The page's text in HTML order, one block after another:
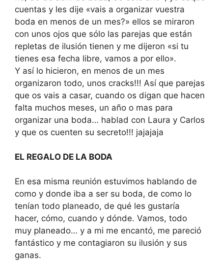
cuentas y les dije «vais a organizar vuestra
boda en menos de un mes?» ellos se miraron
con unos ojos que sólo las parejas que están
repletas de ilusión tienen y me dijeron «si tu
tienes esa fecha libre, vamos a por ello».
Y así lo hicieron, en menos de un mes
organizaron todo, unos cracks!!! Así que parejas
que os vais a casar, cuando os digan que hacen
falta muchos meses, un año o mas para
organizar una boda… hablad con Laura y Carlos
y que os cuenten su secreto!!! jajajaja
EL REGALO DE LA BODA
En esa misma reunión estuvimos hablando de
como y donde iba a ser su boda, de como lo
tenían todo planeado, de qué les gustaría
hacer, cómo, cuando y dónde. Vamos, todo
muy planeado… y a mi me encantó, me pareció
fantástico y me contagiaron su ilusión y sus
ganas.